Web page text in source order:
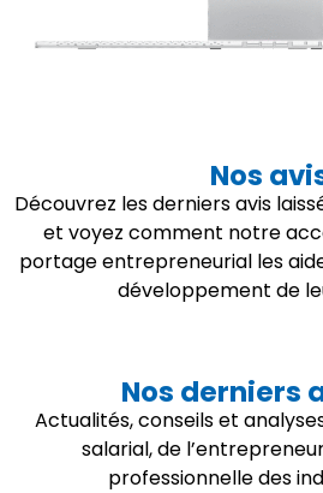
Nos
Découvrez les derniers avis
et voyez comment notre
portage entrepreneurial les
développement de
Nos derniers
Actualités, conseils et
salarial, de
professionnelle des